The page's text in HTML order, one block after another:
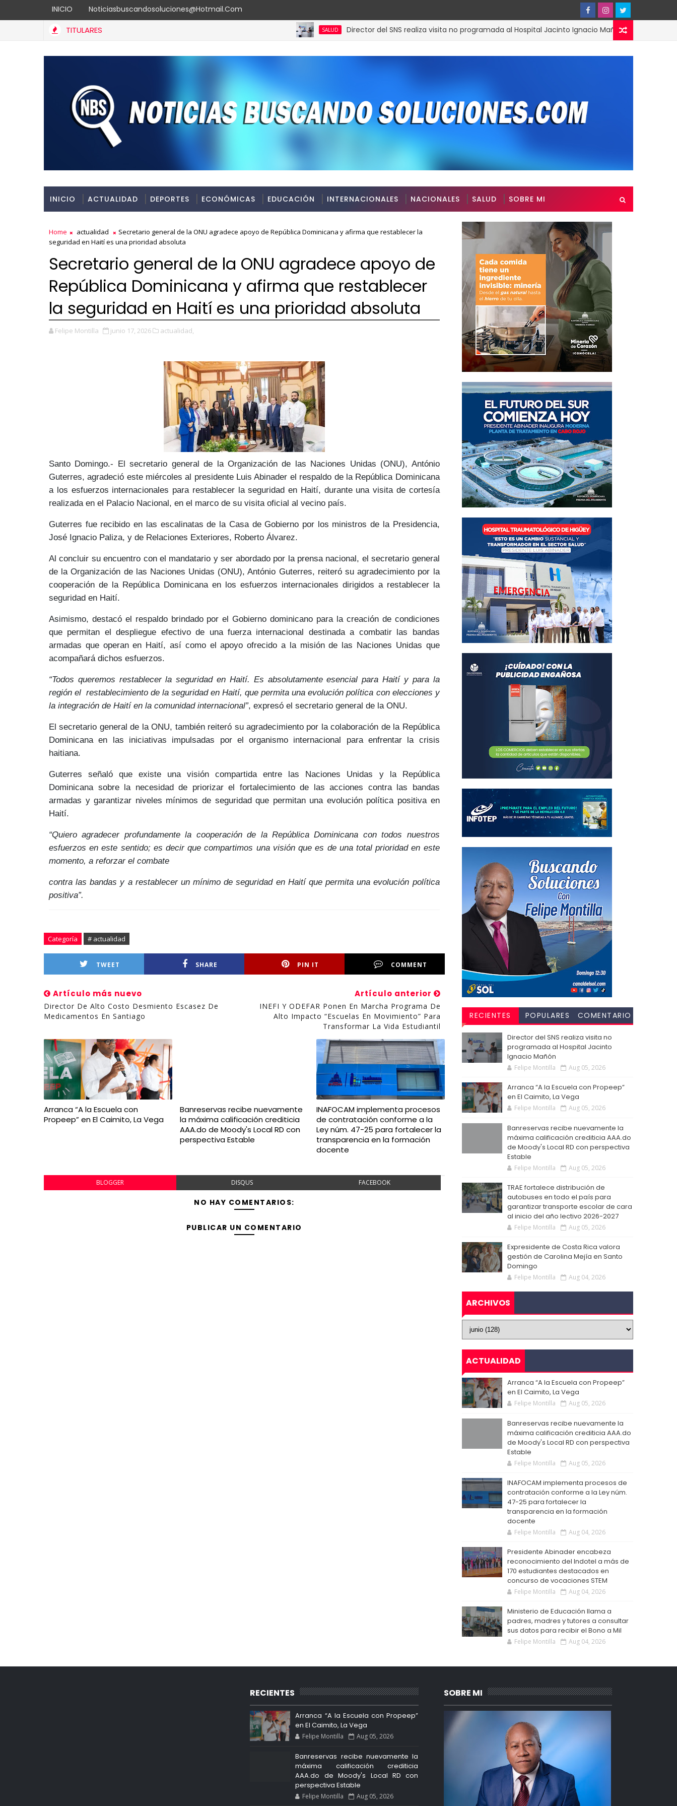
INICIO Noticiasbuscandosoluciones@hotmail.com
TITULARES SALUD Director del SNS realiza visita no programada al Hospital Jacinto Ignacio Mañón
INICIO ACTUALIDAD DEPORTES ECONÓMICAS EDUCACIÓN INTERNACIONALES NACIONALES SALUD SOBRE MI
Home actualidad
Secretario general de la ONU agradece apoyo de República Dominicana y afirma que restablecer la
seguridad en Haití es una prioridad absoluta
Secretario general de la ONU agradece apoyo de
República Dominicana y afirma que restablecer
la seguridad en Haití es una prioridad absoluta
Felipe Montilla junio 17, 2026 actualidad,
Santo Domingo.- El secretario general de la Organización de las Naciones Unidas (ONU), António
Guterres,agradeció este miércoles al presidente Luis Abinader el respaldo de la República Dominicana
a los esfuerzos internacionales para restablecer laseguridad en Haití, durante una visita de cortesía
realizada en el Palacio Nacional, en el marco de su visita oficial al vecino país.
Guterres fue recibido en las escalinatas de la Casa de Gobierno por los ministros de la Presidencia,
José Ignacio Paliza, y de Relaciones Exteriores, Roberto Álvarez.
Al concluir su encuentro con el mandatario y ser abordado por la prensa nacional, el secretario general
de la Organización de las Naciones Unidas (ONU), António Guterres, reiteró su agradecimiento por la
cooperación de la República Dominicanaen los esfuerzos internacionales dirigidos a restablecer la
seguridad en Haití.
Asimismo, destacó el respaldo brindado por el Gobierno dominicano para la creación de condiciones
que permitan el despliegue efectivo de una fuerza internacional destinada a combatir las bandas
armadas que operan en Haití, así como elapoyo ofrecido a la misión de las Naciones Unidas que
acompañará dichos esfuerzos.
“Todos queremos restablecer la seguridad en Haití. Es absolutamente esencial para Haití y para la
región el restablecimiento de la seguridad en Haití, que permita una evolución política con elecciones y
la integración de Haití en la comunidad internacional”, expresó el secretario general de la ONU.
El secretario general de la ONU, también reiteró su agradecimiento por lacolaboración de la República
Dominicana en las iniciativas impulsadas por el organismo internacional para enfrentar la crisis
haitiana.
Guterres señaló que existe unavisión compartida entre las Naciones Unidas y la República
Dominicana sobre la necesidad de priorizar el fortalecimiento de lasacciones contra las bandas
armadas y garantizar niveles mínimos de seguridadque permitan una evolución política positiva en
Haití.
“Quiero agradecer profundamente la cooperación de la República Dominicana con todos nuestros
esfuerzos en este sentido; es decir que compartimos una visión que es de una total prioridad en este
momento, a reforzar el combate
contra las bandas y a restablecer un mínimo de seguridad en Haití que permita una evolución política
positiva”.
Categoría # actualidad
TWEET SHARE PIN IT COMMENT
Artículo más nuevo
Director De Alto Costo Desmiento Escasez De
Medicamentos En Santiago
Artículo anterior
INEFI Y ODEFAR Ponen En Marcha Programa De
Alto Impacto “Escuelas En Movimiento” Para
Transformar La Vida Estudiantil
Arranca “A la Escuela con
Propeep” en El Caimito, La Vega
Banreservas recibe nuevamente
la máxima calificación crediticia
AAA.do de Moody's Local RD con
perspectiva Estable
INAFOCAM implementa procesos
de contratación conforme a la
Ley núm. 47-25 para fortalecer la
transparencia en la formación
docente
BLOGGER DISQUS FACEBOOK
NO HAY COMENTARIOS:
PUBLICAR UN COMENTARIO
RECIENTES POPULARES
COMENTARIO
Director del SNS realiza visita no
programada al Hospital Jacinto
Ignacio Mañón
Felipe Montilla Aug 05, 2026
Arranca “A la Escuela con Propeep”
en El Caimito, La Vega
Felipe Montilla Aug 05, 2026
Banreservas recibe nuevamente la
máxima calificación crediticia AAA.do
de Moody's Local RD con perspectiva
Estable
Felipe Montilla Aug 05, 2026
TRAE fortalece distribución de
autobuses en todo el país para
garantizar transporte escolar de cara
al inicio del año lectivo 2026-2027
Felipe Montilla Aug 05, 2026
Expresidente de Costa Rica valora
gestión de Carolina Mejía en Santo
Domingo
Felipe Montilla Aug 04, 2026
ARCHIVOS
ACTUALIDAD
Arranca “A la Escuela con Propeep”
en El Caimito, La Vega
Felipe Montilla Aug 05, 2026
Banreservas recibe nuevamente la
máxima calificación crediticia AAA.do
de Moody's Local RD con perspectiva
Estable
Felipe Montilla Aug 05, 2026
INAFOCAM implementa procesos de
contratación conforme a la Ley núm.
47-25 para fortalecer la
transparencia en la formación
docente
Felipe Montilla Aug 04, 2026
Presidente Abinader encabeza
reconocimiento del Indotel a más de
170 estudiantes destacados en
concurso de vocaciones STEM
Felipe Montilla Aug 04, 2026
Ministerio de Educación llama a
padres, madres y tutores a consultar
sus datos para recibir el Bono a Mil
Felipe Montilla Aug 04, 2026
RECIENTES
Arranca “A la Escuela con Propeep”
en El Caimito, La Vega
Felipe Montilla Aug 05, 2026
Banreservas recibe nuevamente la
máxima calificación crediticia
AAA.do de Moody's Local RD con
perspectiva Estable
Felipe Montilla Aug 05, 2026
SOBRE MI